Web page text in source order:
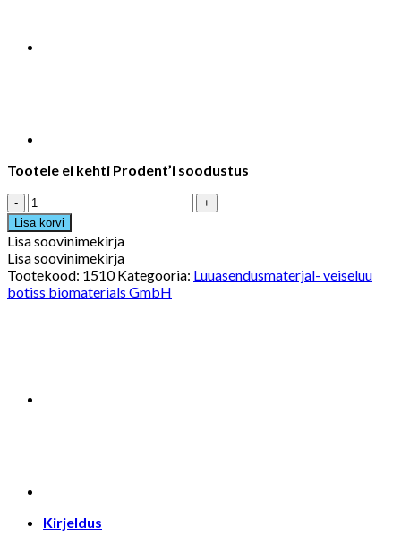
Tootele ei kehti Prodent’i soodustus
cerabone
graanulid
0,5-
1,0mm
0,5cc/0,25g
kogus
Lisa korvi
Lisa soovinimekirja
Lisa soovinimekirja
Tootekood: 1510 Kategooria: Luuasendusmaterjal- veiseluu
botiss biomaterials GmbH
Kirjeldus